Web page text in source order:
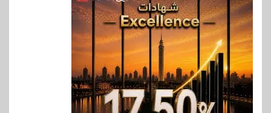
6
اخبار
حماقي يشعل سعادة ساحل في
رأس الحكمة.. وبوسي مفاجأة
الحفل
7
اقتصاد